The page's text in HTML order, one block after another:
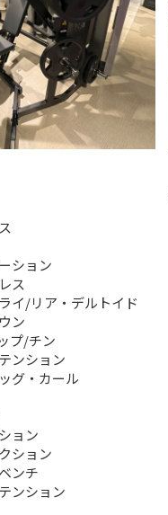
ション
ス
イ/リア・デルトイド
ン
プ/チン
ンション
グ・カール
ョン
ション
ンチ
ンション